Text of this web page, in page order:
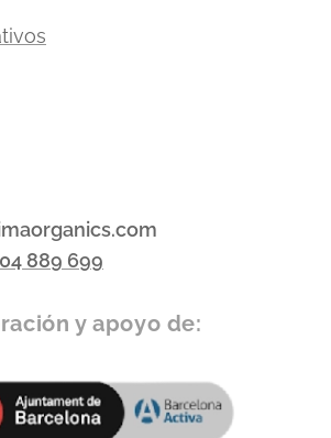
889 699
y apoyo de: